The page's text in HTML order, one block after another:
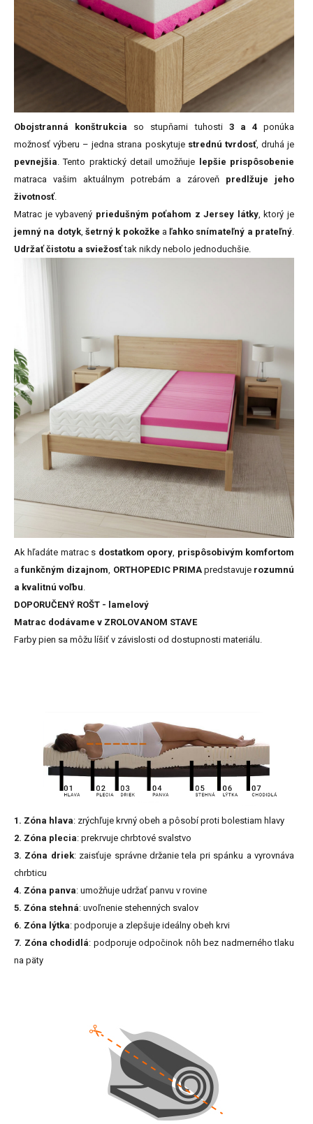
Obojstranná konštrukcia so stupňami tuhosti 3 a 4ponúka
možnosť výberu – jedna strana poskytuje strednú tvrdosť, druhá je
pevnejšia . Tento praktický detail umožňuje lepšie prispôsobenie
matraca vašim aktuálnym potrebám a zároveň predlžuje jeho
životnosť.
Matrac je vybavený priedušným poťahom z Jersey látky, ktorý je
jemný na dotyk, šetrný k pokožke aľahko snímateľný a prateľný
Udržať čistotu a sviežosťtak nikdy nebolo jednoduchšie.
Ak hľadáte matrac s dostatkom opory prispôsobivým komfortom
afunkčným dizajnom ORTHOPEDIC PRIMApredstavuje rozumnú
a kvalitnú voľbu
DOPORUČENÝ ROŠT - lamelový
Matrac dodávame v ZROLOVANOM STAVE
Farby pien sa môžu líšiť v závislosti od dostupnosti materiálu.
1. Zóna hlava: zrýchľuje krvný obeh a pôsobí proti bolestiam hlavy
2. Zóna plecia: prekrvuje chrbtové svalstvo
3. Zóna driek: zaisťuje správne držanie tela pri spánku a vyrovnáva
chrbticu
4. Zóna panva: umožňuje udržať panvu v rovine
5. Zóna stehná: uvoľnenie stehenných svalov
6. Zóna lýtka: podporuje a zlepšuje ideálny obeh krvi
7. Zóna chodidlá: podporuje odpočinok nôh bez nadmerného tlaku
na päty